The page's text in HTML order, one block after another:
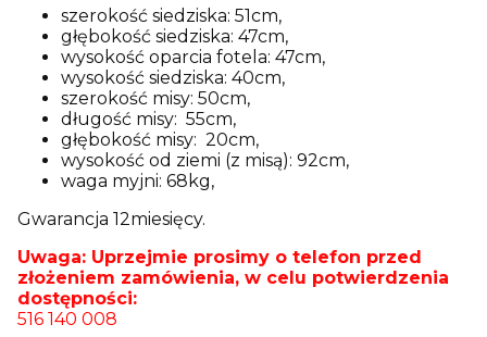
szerokość siedziska: 51cm,
głębokość siedziska: 47cm,
wysokość oparcia fotela: 47cm,
wysokość siedziska: 40cm,
szerokość misy: 50cm,
długość misy: 55cm,
głębokość misy: 20cm,
wysokość od ziemi (z misą): 92cm,
waga myjni: 68kg,
Gwarancja 12miesięcy.
Uwaga: Uprzejmie prosimy o telefon przed
złożeniem zamówienia, w celu potwierdzenia
dostępności:
516 140 008